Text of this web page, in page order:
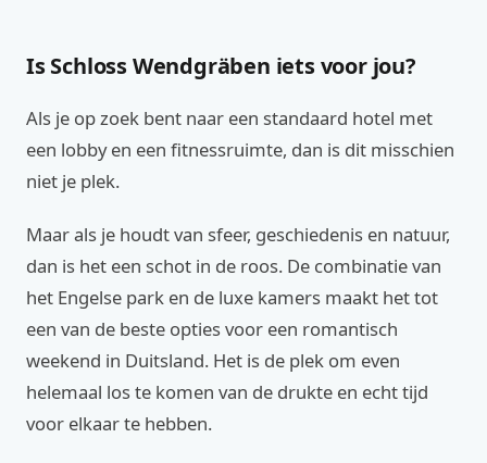
Is Schloss Wendgräben iets voor jou?
Als je op zoek bent naar een standaard hotel met
een lobby en een fitnessruimte, dan is dit misschien
niet je plek.
Maar als je houdt van sfeer, geschiedenis en natuur,
dan is het een schot in de roos. De combinatie van
het Engelse park en de luxe kamers maakt het tot
een van de beste opties voor een romantisch
weekend in Duitsland. Het is de plek om even
helemaal los te komen van de drukte en echt tijd
voor elkaar te hebben.